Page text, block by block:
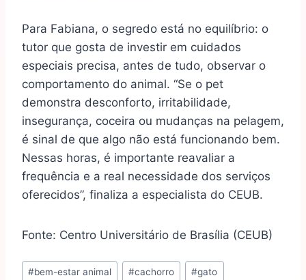
Para Fabiana, o segredo está no equilíbrio: o
tutor que gosta de investir em cuidados
especiais precisa, antes de tudo, observar o
comportamento do animal. “Se o pet
demonstra desconforto, irritabilidade,
insegurança, coceira ou mudanças na pelagem,
é sinal de que algo não está funcionando bem.
Nessas horas, é importante reavaliar a
frequência e a real necessidade dos serviços
oferecidos”, finaliza a especialista do CEUB.
Fonte: Centro Universitário de Brasília (CEUB)
#bem-estar animal #cachorro #gato